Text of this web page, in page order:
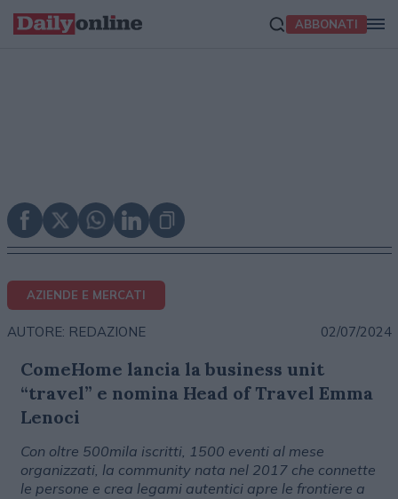
ABBONATI
AZIENDE E MERCATI
AUTORE: REDAZIONE 02/07/2024
ComeHome lancia la business unit
“travel” e nomina Head of Travel Emma
Lenoci
Con oltre 500mila iscritti, 1500 eventi al mese
organizzati, la community nata nel 2017 che connette
le persone e crea legami autentici apre le frontiere a